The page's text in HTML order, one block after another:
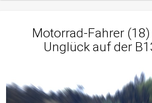
Motorrad-Fahrer
Unglück auf der